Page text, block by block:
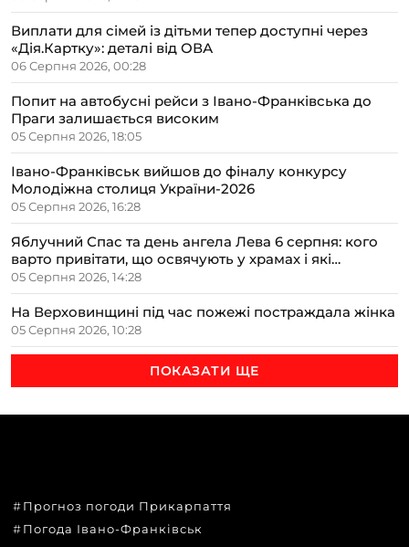
Виплати для сімей із дітьми тепер доступні через
«Дія.Картку»: деталі від ОВА
06 Серпня 2026, 00:28
Попит на автобусні рейси з Івано-Франківська до
Праги залишається високим
05 Серпня 2026, 18:05
Івано-Франківськ вийшов до фіналу конкурсу
Молодіжна столиця України-2026
05 Серпня 2026, 16:28
Яблучний Спас та день ангела Лева 6 серпня: кого
варто привітати, що освячують у храмах і які
прикмети передбачають осінь
05 Серпня 2026, 14:28
На Верховинщині під час пожежі постраждала жінка
05 Серпня 2026, 10:28
ПОКАЗАТИ ЩЕ
Прогноз погоди Прикарпаття
Погода Івано-Франківськ